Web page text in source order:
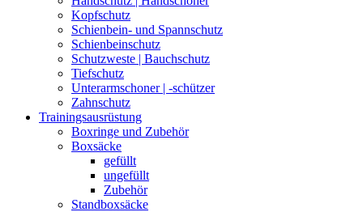
Kopfschutz
Schienbein- und Spannschutz
Schienbeinschutz
Schutzweste | Bauchschutz
Tiefschutz
Unterarmschoner | -schützer
Zahnschutz
Trainingsausrüstung
Boxringe und Zubehör
Boxsäcke
gefüllt
ungefüllt
Zubehör
Standboxsäcke